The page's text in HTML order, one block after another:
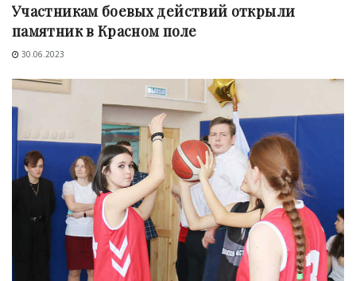
Участникам боевых действий открыли
памятник в Красном поле
30.06.2023